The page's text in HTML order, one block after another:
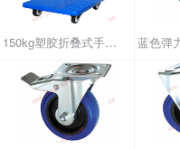
150kg塑胶折叠式手推车